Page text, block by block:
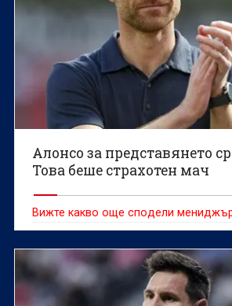
Алонсо за представянето
Това беше страхотен мач
Вижте какво още сподели